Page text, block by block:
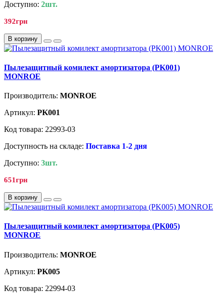
Доступно: 2шт.
392грн
В корзину
Пылезащитный комилект амортизатора (PK001)
MONROE
Производитель: MONROE
Артикул: PK001
Код товара: 22993-03
Доступность на складе: Поставка 1-2 дня
Доступно: 3шт.
651грн
В корзину
Пылезащитный комилект амортизатора (PK005)
MONROE
Производитель: MONROE
Артикул: PK005
Код товара: 22994-03